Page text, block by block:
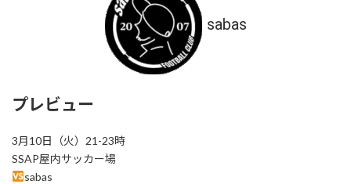
sabas
プレビュー
3月10日（火）21-23時
SSAP屋内サッカー場
sabas